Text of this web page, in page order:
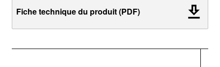
Fiche technique du produit (PDF)